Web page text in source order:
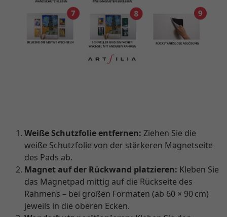
Weiße Schutzfolie entfernen: Ziehen Sie die
weiße Schutzfolie von der stärkeren Magnetseite
des Pads ab.
Magnet auf der Rückwand platzieren: Kleben Sie
das Magnetpad mittig auf die Rückseite des
Rahmens – bei großen Formaten (ab 60 × 90 cm)
jeweils in die oberen Ecken.